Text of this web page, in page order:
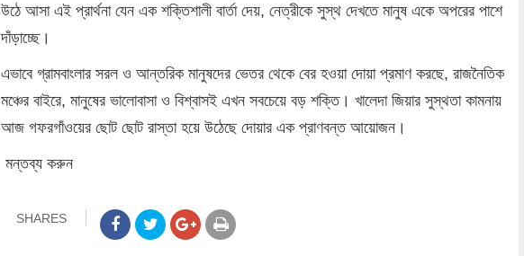
উঠে আসা এই প্রার্থনা যেন এক শক্তিশালী বার্তা দেয়, নেত্রীকে সুস্থ দেখতে মানুষ একে অপরের পাশে
দাঁড়াচ্ছে।
‎এভাবে গ্রামবাংলার সরল ও আন্তরিক মানুষদের ভেতর থেকে বের হওয়া দোয়া প্রমাণ করছে, রাজনৈতিক
মঞ্চের বাইরে, মানুষের ভালোবাসা ও বিশ্বাসই এখন সবচেয়ে বড় শক্তি। খালেদা জিয়ার সুস্থতা কামনায়
আজ গফরগাঁওয়ের ছোট ছোট রাস্তা হয়ে উঠেছে দোয়ার এক প্রাণবন্ত আয়োজন।
মন্তব্য করুন
SHARES